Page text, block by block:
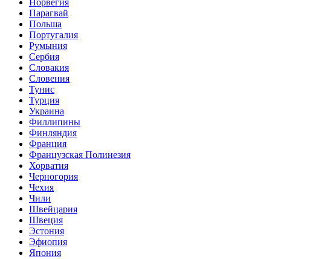
Норвегия
Парагвай
Польша
Португалия
Румыния
Сербия
Словакия
Словения
Тунис
Турция
Украина
Филлипины
Финляндия
Франция
Французская Полинезия
Хорватия
Черногория
Чехия
Чили
Швейцария
Швеция
Эстония
Эфиопия
Япония